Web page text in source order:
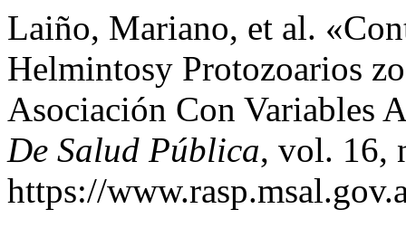
Laiño, Mariano, et al.
Helmintosy Protozoarios
Asociación Con Variables
De Salud Pública, vol. 16,
https://